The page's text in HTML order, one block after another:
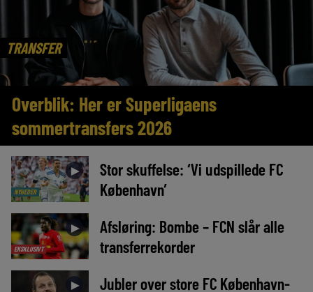
TRANSFER
Overblik: Her er Superligaens
sommertransfers 2026
NYHEDER
►
Stor skuffelse: ‘Vi udspillede FC
København’
EKSKLUSIVT
►
Afsløring: Bombe – FCN slår alle
transferrekorder
►
Jubler over store FC København-